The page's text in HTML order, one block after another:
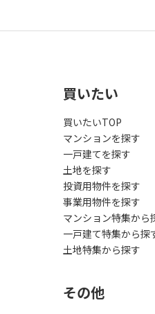
買いたい
買いたいTOP
マンションを探す
一戸建てを探す
土地を探す
投資用物件を探す
事業用物件を探す
マンション特集から
一戸建て特集から探
土地特集から探す
その他